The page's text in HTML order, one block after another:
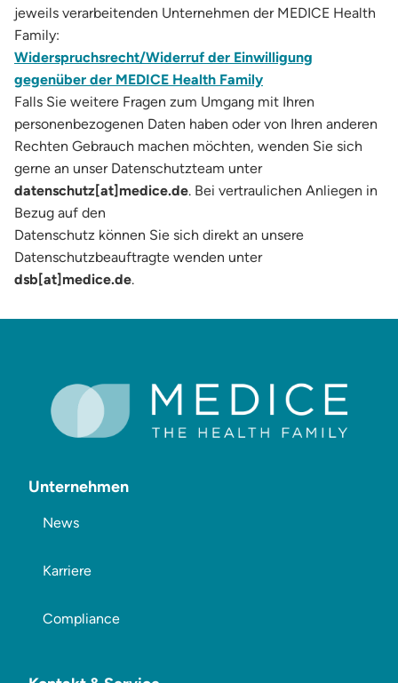
jeweils verarbeitenden Unternehmen der MEDICE Health
Family:
Widerspruchsrecht/Widerruf der Einwilligung
gegenüber der MEDICE Health Family
Falls Sie weitere Fragen zum Umgang mit Ihren
personenbezogenen Daten haben oder von Ihren anderen
Rechten Gebrauch machen möchten, wenden Sie sich
gerne an unser Datenschutzteam unter
datenschutz[at]medice.de. Bei vertraulichen Anliegen in
Bezug auf den
Datenschutz können Sie sich direkt an unsere
Datenschutzbeauftragte wenden unter
dsb[at]medice.de.
Unternehmen
News
Karriere
Compliance